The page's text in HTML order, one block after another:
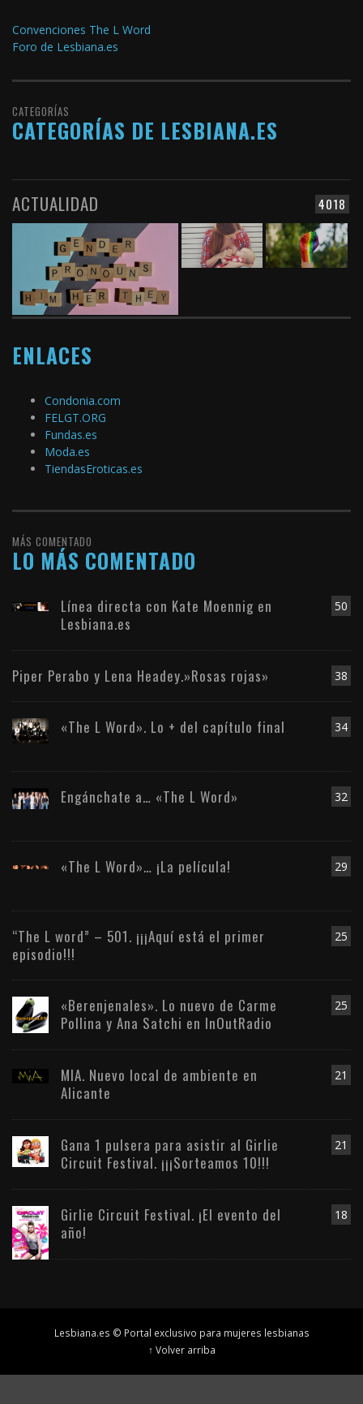
Convenciones The L Word
Foro de Lesbiana.es
CATEGORÍAS
CATEGORÍAS DE LESBIANA.ES
4018
ACTUALIDAD
ENLACES
Condonia.com
FELGT.ORG
Fundas.es
Moda.es
TiendasEroticas.es
MÁS COMENTADO
LO MÁS COMENTADO
50
Línea directa con Kate Moennig en
Lesbiana.es
38
Piper Perabo y Lena Headey.»Rosas rojas»
34
«The L Word». Lo + del capítulo final
32
Engánchate a… «The L Word»
29
«The L Word»… ¡La película!
25
“The L word” – 501. ¡¡¡Aquí está el primer
episodio!!!
25
«Berenjenales». Lo nuevo de Carme
Pollina y Ana Satchi en InOutRadio
21
MIA. Nuevo local de ambiente en
Alicante
21
Gana 1 pulsera para asistir al Girlie
Circuit Festival. ¡¡¡Sorteamos 10!!!
18
Girlie Circuit Festival. ¡El evento del
año!
Lesbiana.es © Portal exclusivo para mujeres lesbianas
↑ Volver arriba